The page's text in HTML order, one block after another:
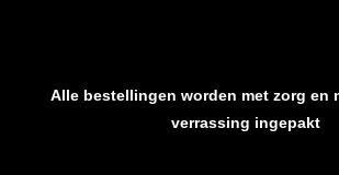
Alle bestellingen worden met zorg en
verrassing ingepakt